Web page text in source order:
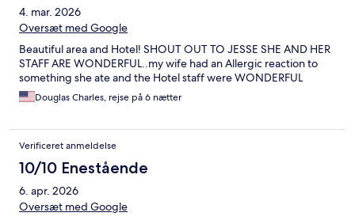
4. mar. 2026
Oversæt med Google
Beautiful area and Hotel! SHOUT OUT TO JESSE SHE AND HER
STAFF ARE WONDERFUL..my wife had an Allergic reaction to
something she ate and the Hotel staff were WONDERFUL
Douglas Charles, rejse på 6 nætter
Verificeret anmeldelse
10/10 Enestående
6. apr. 2026
Oversæt med Google